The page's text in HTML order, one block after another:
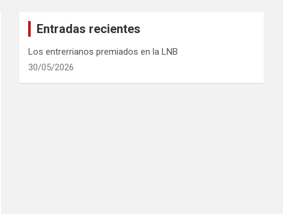
Entradas recientes
Los entrerrianos premiados en la LNB
30/05/2026